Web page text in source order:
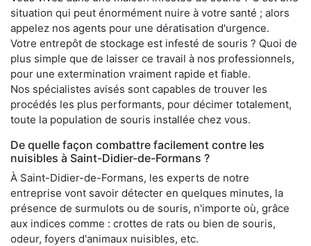
situation qui peut énormément nuire à votre santé ; alors
appelez nos agents pour une dératisation d'urgence.
Votre entrepôt de stockage est infesté de souris ? Quoi de
plus simple que de laisser ce travail à nos professionnels,
pour une extermination vraiment rapide et fiable.
Nos spécialistes avisés sont capables de trouver les
procédés les plus performants, pour décimer totalement,
toute la population de souris installée chez vous.
De quelle façon combattre facilement contre les
nuisibles à Saint-Didier-de-Formans ?
À Saint-Didier-de-Formans, les experts de notre
entreprise vont savoir détecter en quelques minutes, la
présence de surmulots ou de souris, n'importe où, grâce
aux indices comme : crottes de rats ou bien de souris,
odeur, foyers d'animaux nuisibles, etc.